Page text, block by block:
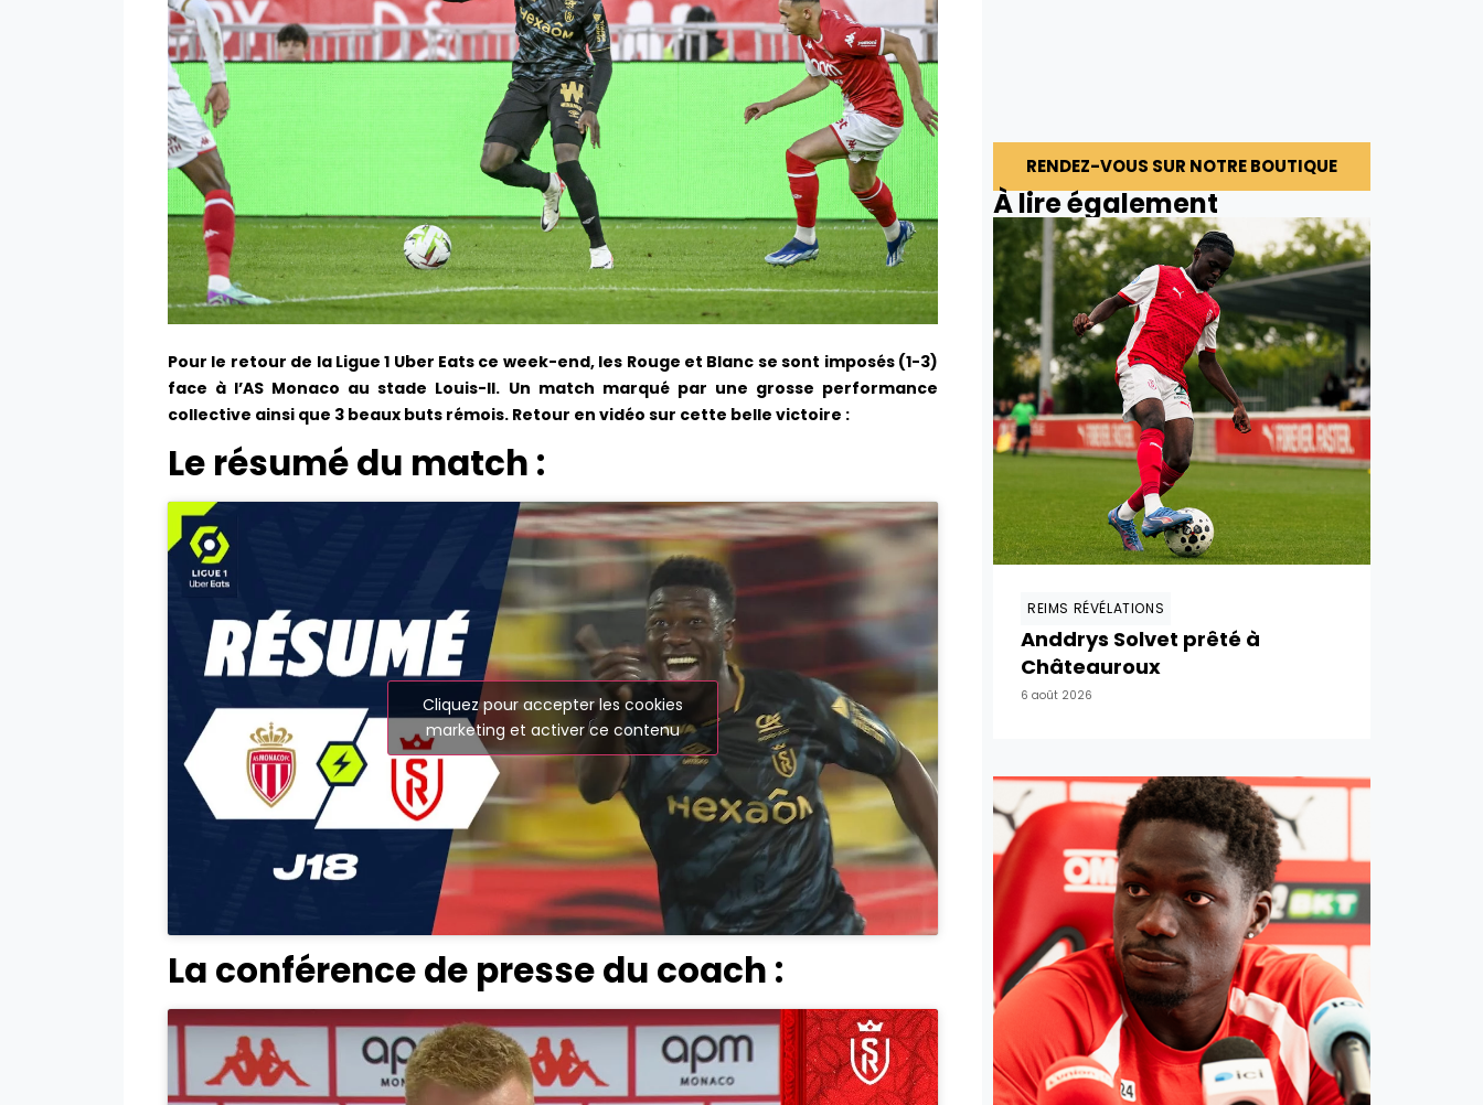
Pour le retour de la Ligue 1 Uber Eats ce week-end, les Rouge et Blanc se sont imposés (1-3)
face à l’AS Monaco au stade Louis-II. Un match marqué par une grosse performance
collective ainsi que 3 beaux buts rémois. Retour en vidéo sur cette belle victoire :
Le résumé du match :
Cliquez pour accepter les cookies
marketing et activer ce contenu
La conférence de presse du coach :
RENDEZ-VOUS SUR NOTRE BOUTIQUE
À lire également
REIMS RÉVÉLATIONS
Anddrys Solvet prêté à
Châteauroux
6 août 2026